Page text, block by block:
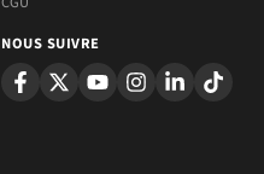
NOUS SUIVRE